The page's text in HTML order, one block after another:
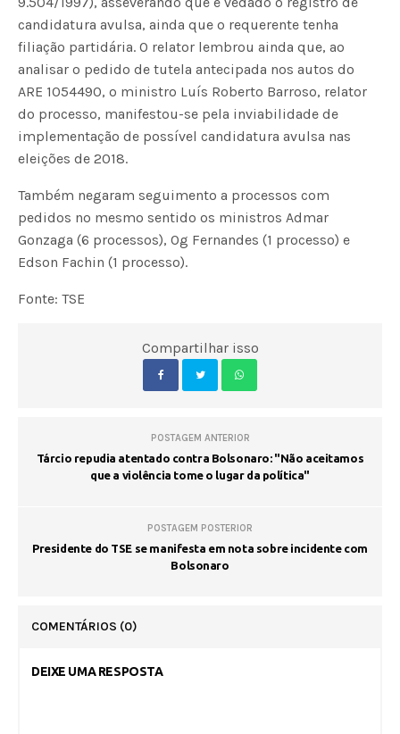
candidatura avulsa, ainda que o requerente tenha
filiação partidária. O relator lembrou ainda que, ao
analisar o pedido de tutela antecipada nos autos do
ARE 1054490, o ministro Luís Roberto Barroso, relator
do processo, manifestou-se pela inviabilidade de
implementação de possível candidatura avulsa nas
eleições de 2018.
Também negaram seguimento a processos com
pedidos no mesmo sentido os ministros Admar
Gonzaga (6 processos), Og Fernandes (1 processo) e
Edson Fachin (1 processo).
Fonte: TSE
Compartilhar isso
POSTAGEM ANTERIOR
Tárcio repudia atentado contra Bolsonaro: "Não aceitamos
que a violência tome o lugar da política"
POSTAGEM POSTERIOR
Presidente do TSE se manifesta em nota sobre incidente com
Bolsonaro
COMENTÁRIOS (0)
DEIXE UMA RESPOSTA